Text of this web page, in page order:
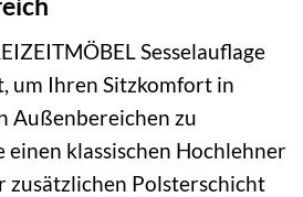
Sesselauflage
um Ihren Sitzkomfort in
Außenbereichen zu
einen klassischen Hochlehner
zusätzlichen Polsterschicht